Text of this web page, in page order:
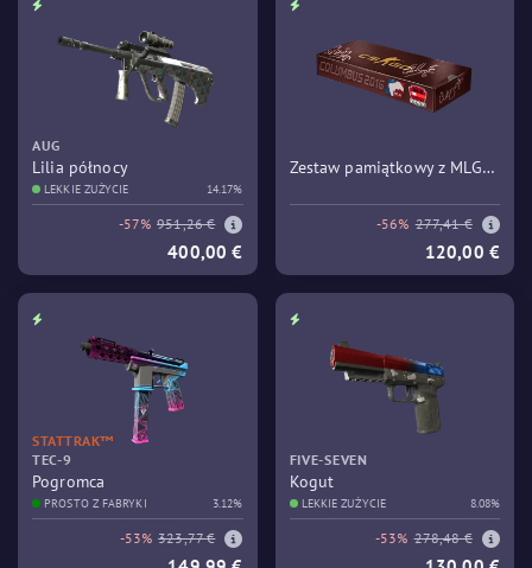
AUG
Lilia północy
LEKKIE ZUŻYCIE 14.17%
-57% 951,26 €
400,00 €
Zestaw pamiątkowy z MLG
-56% 277,41 €
120,00 €
STATTRAK™
TEC-9
Pogromca
PROSTO Z FABRYKI 3.12%
-53% 323,77 €
FIVE-SEVEN
Kogut
LEKKIE ZUŻYCIE 8.08%
-53% 278,48 €